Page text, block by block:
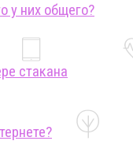
у них общего?
стакана